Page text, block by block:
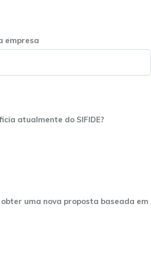
empresa
atualmente do SIFIDE?
uma nova proposta baseada em